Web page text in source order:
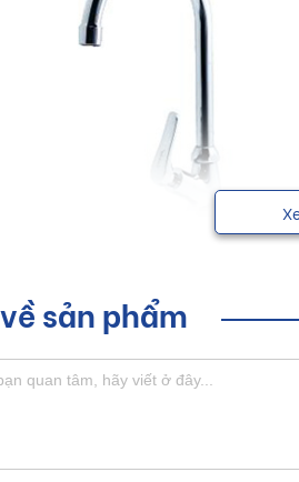
với những đường nét thanh
sản phẩm